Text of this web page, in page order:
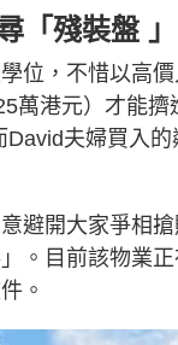
「殘裝盤 」
位，不惜以高
萬港元）才能
夫婦買入
避開大家爭相
。目前該物業
。